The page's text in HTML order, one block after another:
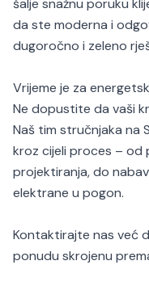
šalje snažnu poruku
da ste moderna i
dugoročno i zeleno
Vrijeme je za
Ne dopustite da vaši
Naš tim stručnjaka na
kroz cijeli proces – od
projektiranja, do
elektrane u pogon.
Kontaktirajte nas već
ponudu skrojenu